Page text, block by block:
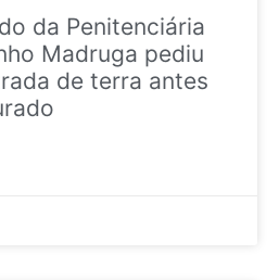
da Penitenciária
Madruga pediu
de terra antes